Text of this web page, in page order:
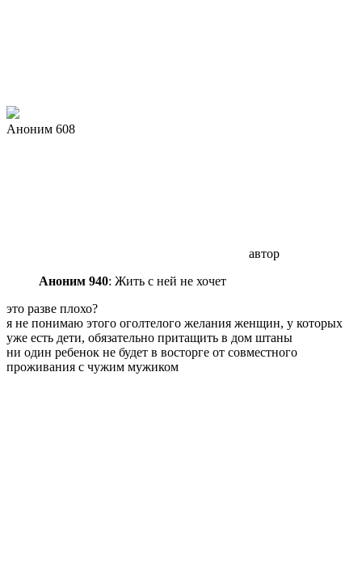
Аноним 608
автор
Аноним 940: Жить с ней не хочет
это разве плохо?
я не понимаю этого оголтелого желания женщин, у которых
уже есть дети, обязательно притащить в дом штаны
ни один ребенок не будет в восторге от совместного
проживания с чужим мужиком